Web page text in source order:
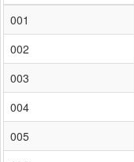
001
002
003
004
005